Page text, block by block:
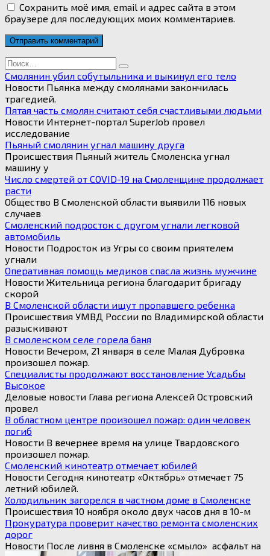
Сохранить моё имя, email и адрес сайта в этом
браузере для последующих моих комментариев.
Search
for:
Смолянин убил собутыльника и выкинул его тело
Новости Пьянка между смолянами закончилась
трагедией.
Пятая часть смолян считают себя счастливыми людьми
Новости Интернет-портал SuperJob провел
исследование
Пьяный смолянин угнал машину друга
Происшествия Пьяный житель Смоленска угнал
машину у
Число смертей от COVID-19 на Смоленщине продолжает
расти
Общество В Смоленской области выявили 116 новых
случаев
Смоленский подросток с другом угнали легковой
автомобиль
Новости Подросток из Угры со своим приятелем
угнали
Оперативная помощь медиков спасла жизнь мужчине
Новости Жительница региона благодарит бригаду
скорой
В Смоленской области ищут пропавшего ребенка
Происшествия УМВД России по Владимирской области
разыскивают
В смоленском селе горела баня
Новости Вечером, 21 января в селе Малая Дубровка
произошел пожар.
Специалисты продолжают восстановление Усадьбы
Высокое
Деловые новости Глава региона Алексей Островский
провел
В областном центре произошел пожар: один человек
погиб
Новости В вечернее время на улице Твардовского
произошел пожар.
Смоленский кинотеатр отмечает юбилей
Новости Сегодня кинотеатр «Октябрь» отмечает 75
летний юбилей.
Холодильник загорелся в частном доме в Смоленске
Происшествия 10 ноября около двух часов дня в 10-м
Прокуратура проверит качество ремонта смоленских
дорог
Новости После ливня в Смоленске «смыло» асфальт на